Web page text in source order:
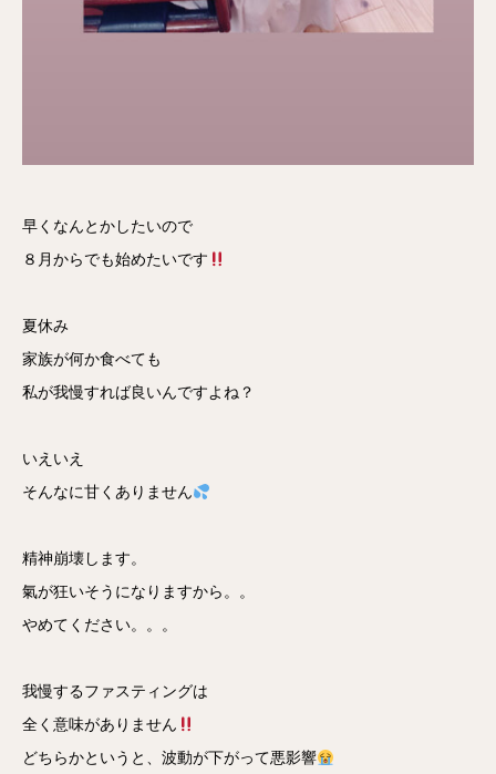
早くなんとかしたいので
８月からでも始めたいです
夏休み
家族が何か食べても
私が我慢すれば良いんですよね？
いえいえ
そんなに甘くありません
精神崩壊します。
氣が狂いそうになりますから。。
やめてください。。。
我慢するファスティングは
全く意味がありません
どちらかというと、波動が下がって悪影響